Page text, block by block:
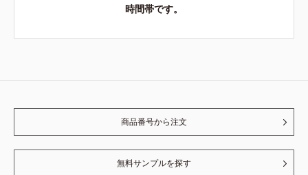
時間帯です。
商品番号から注文
無料サンプルを探す